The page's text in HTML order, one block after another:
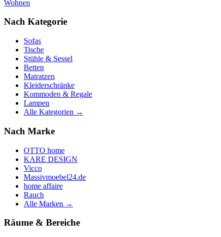
Wohnen
Nach Kategorie
Sofas
Tische
Stühle & Sessel
Betten
Matratzen
Kleiderschränke
Kommoden & Regale
Lampen
Alle Kategorien →
Nach Marke
OTTO home
KARE DESIGN
Vicco
Massivmoebel24.de
home affaire
Rauch
Alle Marken →
Räume & Bereiche